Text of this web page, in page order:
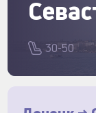
30-50